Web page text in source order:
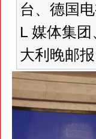
台、德国
L 媒体集
大利晚邮